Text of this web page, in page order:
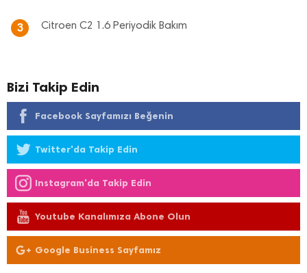
3 Citroen C2 1.6 Periyodik Bakım
Bizi Takip Edin
Facebook Sayfamızı Beğenin
Twitter'da Takip Edin
Instagram'da Takip Edin
Youtube Kanalımıza Abone Olun
Google Business Sayfamız